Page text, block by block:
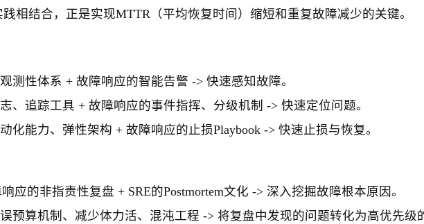
相结合，正是实现MTTR（平均恢复时间）缩短和重复故障减少的关键。
测性体系 + 故障响应的智能告警 -> 快速感知故障。
、追踪工具 + 故障响应的事件指挥、分级机制 -> 快速定位问题。
化能力、弹性架构 + 故障响应的止损Playbook -> 快速止损与恢复。
应的非指责性复盘 + SRE的Postmortem文化 -> 深入挖掘故障根本原因。
预算机制、减少体力活、混沌工程 -> 将复盘中发现的问题转化为高优先级